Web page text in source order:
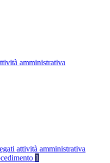
amministrativa
attività amministrativa
1